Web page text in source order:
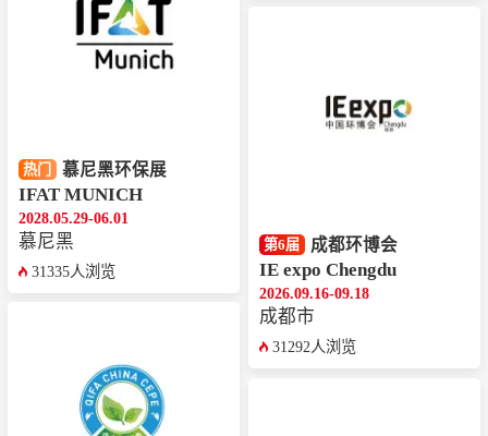
热门 慕尼黑环保展
IFAT MUNICH
2028.05.29-06.01
慕尼黑
31335人浏览
第6届 成都环博会
IE expo Chengdu
2026.09.16-09.18
成都市
31292人浏览